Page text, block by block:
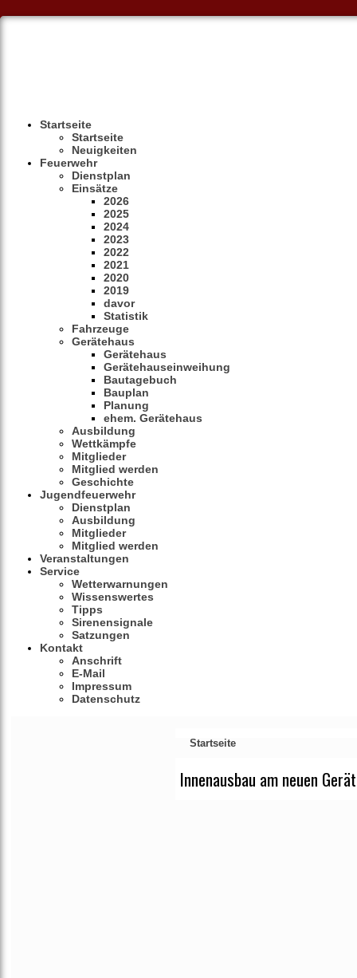
Startseite
Startseite
Neuigkeiten
Feuerwehr
Dienstplan
Einsätze
2026
2025
2024
2023
2022
2021
2020
2019
davor
Statistik
Fahrzeuge
Gerätehaus
Gerätehaus
Gerätehauseinweihung
Bautagebuch
Bauplan
Planung
ehem. Gerätehaus
Ausbildung
Wettkämpfe
Mitglieder
Mitglied werden
Geschichte
Jugendfeuerwehr
Dienstplan
Ausbildung
Mitglieder
Mitglied werden
Veranstaltungen
Service
Wetterwarnungen
Wissenswertes
Tipps
Sirenensignale
Satzungen
Kontakt
Anschrift
E-Mail
Impressum
Datenschutz
Startseite
Innenausbau am neuen